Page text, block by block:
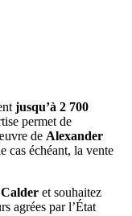
jusqu’à 2 700
permet de
de Alexander
cas échéant, la vente
et souhaitez
agrées par l’État